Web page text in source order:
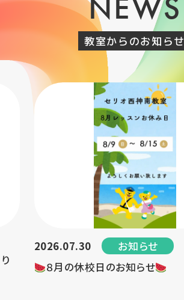
教室からのお知らせ
2026.07.30
お知らせ
８月の休校日のお知らせ